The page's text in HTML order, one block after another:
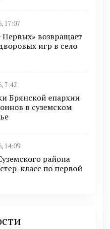
17:07
возвращает
игр в село
7:42
Брянской епархии
в суземском
14:09
района
класс по первой